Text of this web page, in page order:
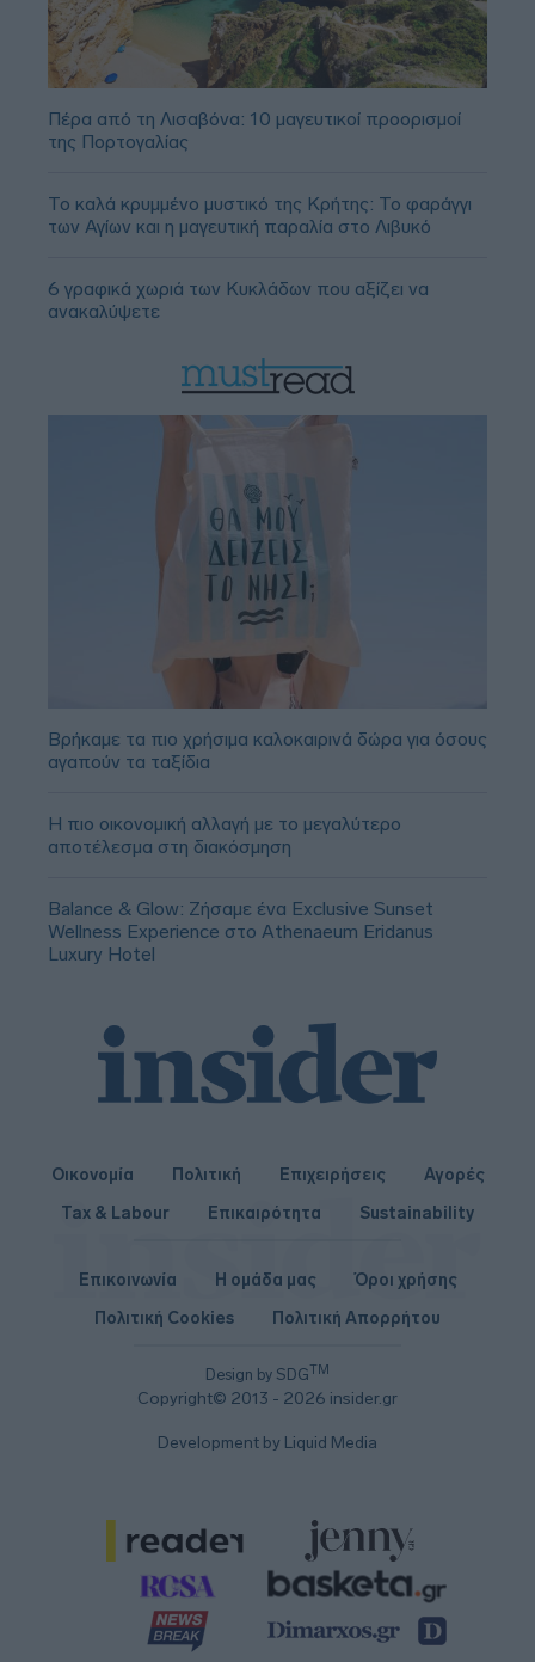
Πέρα από τη Λισαβόνα: 10 μαγευτικοί προορισμοί
της Πορτογαλίας
Το καλά κρυμμένο μυστικό της Κρήτης: Το φαράγγι
των Αγίων και η μαγευτική παραλία στο Λιβυκό
6 γραφικά χωριά των Κυκλάδων που αξίζει να
ανακαλύψετε
Βρήκαμε τα πιο χρήσιμα καλοκαιρινά δώρα για όσους
αγαπούν τα ταξίδια
Η πιο οικονομική αλλαγή με το μεγαλύτερο
αποτέλεσμα στη διακόσμηση
Balance & Glow: Ζήσαμε ένα Exclusive Sunset
Wellness Experience στο Athenaeum Eridanus
Luxury Hotel
Οικονομία Πολιτική Επιχειρήσεις
Αγορές
Tax & Labour
Επικαιρότητα Sustainability
Design by SDGTM
Copyright© 2013 - 2026 insider.gr
Επικοινωνία Η ομάδα μας
Όροι χρήσης
Πολιτική Cookies
Πολιτική Απορρήτου
Development by Liquid Media